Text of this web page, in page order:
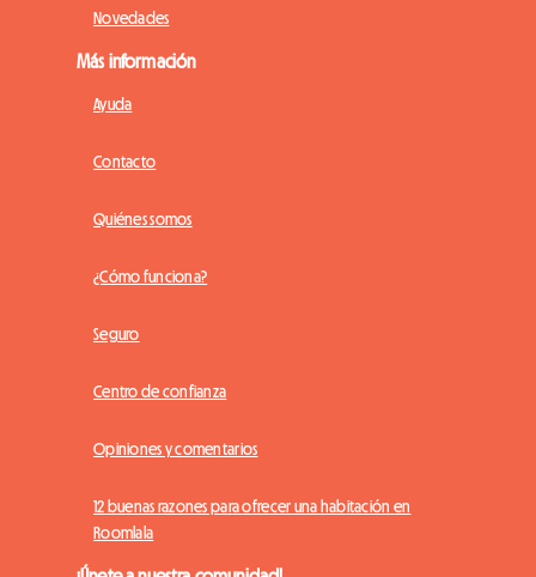
Novedades
Más información
Ayuda
Contacto
Quiénes somos
¿Cómo funciona?
Seguro
Centro de confianza
Opiniones y comentarios
12 buenas razones para ofrecer una habitación en
Roomlala